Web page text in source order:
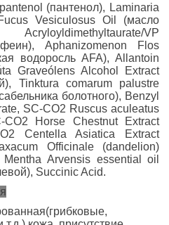
(пантенол), Laminaria
Vesiculosus Oil (масло
VP
Aphanizomenon Flos
водоросль AFA), Allantoin
Graveólens Alcohol Extract
Tinktura comarum palustre
болотного), Benzyl
SC-CO2 Ruscus aculeatus
CO2 Horse Chestnut Extract
Centella Asiatica Extract
Оfficinale (dandelion)
Mentha Аrvensis essential oil
Succinic Acid.